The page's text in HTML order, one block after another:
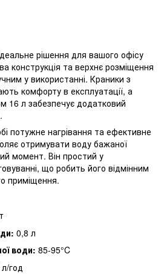
рішення для вашого офісу
конструкція та верхнє розміщення
у використанні. Краники з
комфорту в експлуатації, а
16 л забезпечує додатковий
потужне нагрівання та ефективне
отримувати воду бажаної
момент. Він простий у
що робить його відмінним
приміщення.
0,8 л
води: 85-95°C
год